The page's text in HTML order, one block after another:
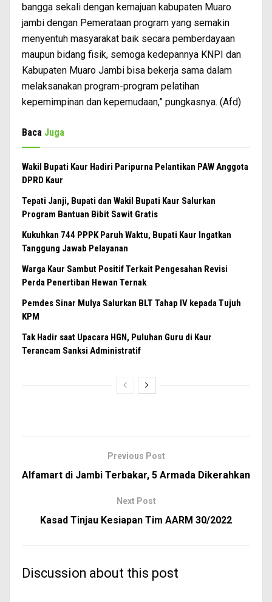
bangga sekali dengan kemajuan kabupaten Muaro
jambi dengan Pemerataan program yang semakin
menyentuh masyarakat baik secara pemberdayaan
maupun bidang fisik, semoga kedepannya KNPI dan
Kabupaten Muaro Jambi bisa bekerja sama dalam
melaksanakan program-program pelatihan
kepemimpinan dan kepemudaan,” pungkasnya. (Afd)
Baca Juga
Wakil Bupati Kaur Hadiri Paripurna Pelantikan PAW Anggota
DPRD Kaur
Tepati Janji, Bupati dan Wakil Bupati Kaur Salurkan
Program Bantuan Bibit Sawit Gratis
Kukuhkan 744 PPPK Paruh Waktu, Bupati Kaur Ingatkan
Tanggung Jawab Pelayanan
Warga Kaur Sambut Positif Terkait Pengesahan Revisi
Perda Penertiban Hewan Ternak
Pemdes Sinar Mulya Salurkan BLT Tahap IV kepada Tujuh
KPM
Tak Hadir saat Upacara HGN, Puluhan Guru di Kaur
Terancam Sanksi Administratif
Previous Post
Alfamart di Jambi Terbakar, 5 Armada Dikerahkan
Next Post
Kasad Tinjau Kesiapan Tim AARM 30/2022
Discussion about this post